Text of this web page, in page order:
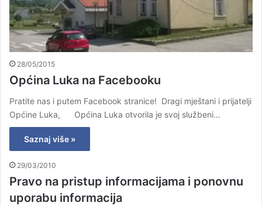
28/05/2015
Općina Luka na Facebooku
Pratite nas i putem Facebook stranice! Dragi mještani i prijatelji
Općine Luka, Općina Luka otvorila je svoj službeni…
Saznaj više »
29/03/2010
Pravo na pristup informacijama i ponovnu
uporabu informacija